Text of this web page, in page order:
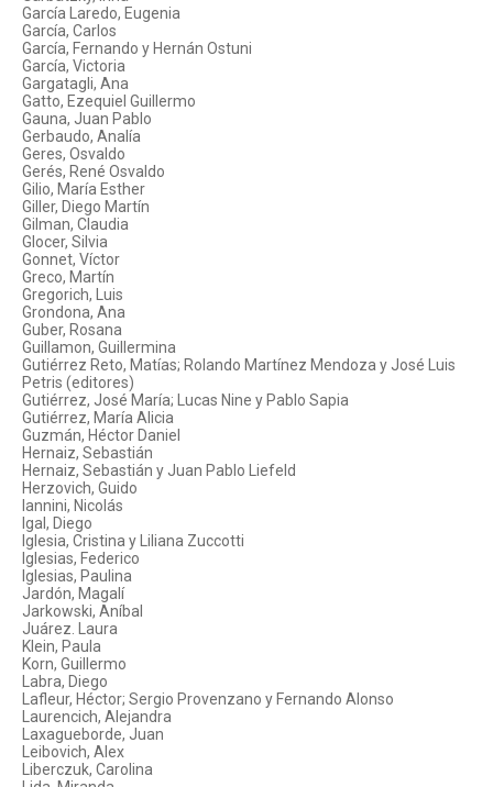
García Laredo, Eugenia
García, Carlos
García, Fernando y Hernán Ostuni
García, Victoria
Gargatagli, Ana
Gatto, Ezequiel Guillermo
Gauna, Juan Pablo
Gerbaudo, Analía
Geres, Osvaldo
Gerés, René Osvaldo
Gilio, María Esther
Giller, Diego Martín
Gilman, Claudia
Glocer, Silvia
Gonnet, Víctor
Greco, Martín
Gregorich, Luis
Grondona, Ana
Guber, Rosana
Guillamon, Guillermina
Gutiérrez Reto, Matías; Rolando Martínez Mendoza y José Luis
Petris (editores)
Gutiérrez, José María; Lucas Nine y Pablo Sapia
Gutiérrez, María Alicia
Guzmán, Héctor Daniel
Hernaiz, Sebastián
Hernaiz, Sebastián y Juan Pablo Liefeld
Herzovich, Guido
Iannini, Nicolás
Igal, Diego
Iglesia, Cristina y Liliana Zuccotti
Iglesias, Federico
Iglesias, Paulina
Jardón, Magalí
Jarkowski, Aníbal
Juárez. Laura
Klein, Paula
Korn, Guillermo
Labra, Diego
Lafleur, Héctor; Sergio Provenzano y Fernando Alonso
Laurencich, Alejandra
Laxagueborde, Juan
Leibovich, Alex
Liberczuk, Carolina